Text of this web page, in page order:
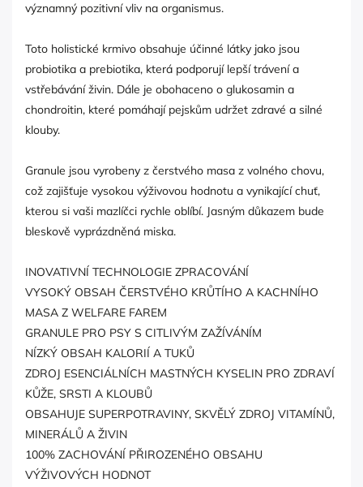
významný pozitivní vliv na organismus.
Toto holistické krmivo obsahuje účinné látky jako jsou
probiotika a prebiotika, která podporují lepší trávení a
vstřebávání živin. Dále je obohaceno o glukosamin a
chondroitin, které pomáhají pejskům udržet zdravé a silné
klouby.
Granule jsou vyrobeny z čerstvého masa z volného chovu,
což zajišťuje vysokou výživovou hodnotu a vynikající chuť,
kterou si vaši mazlíčci rychle oblíbí. Jasným důkazem bude
bleskově vyprázdněná miska.
INOVATIVNÍ TECHNOLOGIE ZPRACOVÁNÍ
VYSOKÝ OBSAH ČERSTVÉHO KRŮTÍHO A KACHNÍHO
MASA Z WELFARE FAREM
GRANULE PRO PSY S CITLIVÝM ZAŽÍVÁNÍM
NÍZKÝ OBSAH KALORIÍ A TUKŮ
ZDROJ ESENCIÁLNÍCH MASTNÝCH KYSELIN PRO ZDRAVÍ
KŮŽE, SRSTI A KLOUBŮ
OBSAHUJE SUPERPOTRAVINY, SKVĚLÝ ZDROJ VITAMÍNŮ,
MINERÁLŮ A ŽIVIN
100% ZACHOVÁNÍ PŘIROZENÉHO OBSAHU
VÝŽIVOVÝCH HODNOT